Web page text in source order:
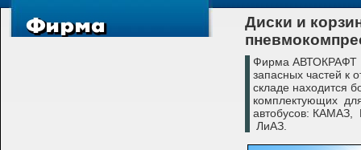
Диски и
Фирма АВТОКРАФТ
запасных частей к
складе находится
комплектующих
автобусов:
ЛиАЗ.